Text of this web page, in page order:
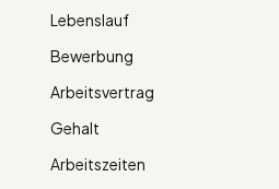
Lebenslauf
Bewerbung
Arbeitsvertrag
Gehalt
Arbeitszeiten